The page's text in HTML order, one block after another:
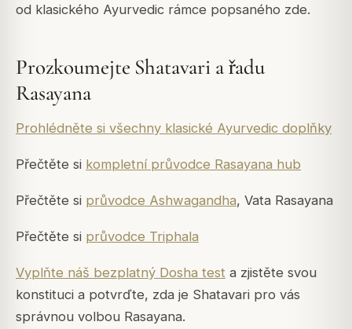
od klasického Ayurvedic rámce popsaného zde.
Prozkoumejte Shatavari a řadu
Rasayana
Prohlédněte si všechny klasické Ayurvedic doplňky
Přečtěte si kompletní průvodce Rasayana hub
Přečtěte si průvodce Ashwagandha, Vata Rasayana
Přečtěte si průvodce Triphala
Vyplňte náš bezplatný Dosha test a zjistěte svou
konstituci a potvrďte, zda je Shatavari pro vás
správnou volbou Rasayana.